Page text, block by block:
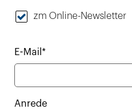
zm Online-Newsletter
E-Mail*
Anrede